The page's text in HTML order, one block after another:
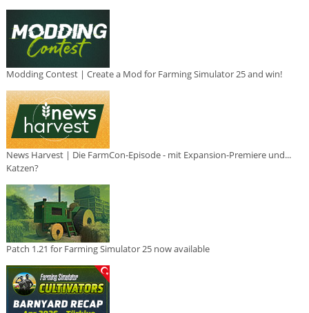
Modding Contest | Create a Mod for Farming Simulator 25 and win!
News Harvest | Die FarmCon-Episode - mit Expansion-Premiere und...
Katzen?
Patch 1.21 for Farming Simulator 25 now available